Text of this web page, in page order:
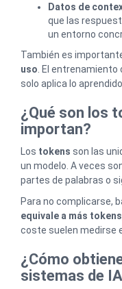
Datos de
que las
un entorno
También es
uso . El
solo aplica lo
¿Qué son los
importan?
Los tokens son las
un modelo. A veces
partes de palabras o
Para no complicarse,
equivale a más tokens
coste suelen medirse
¿Cómo
sistemas de